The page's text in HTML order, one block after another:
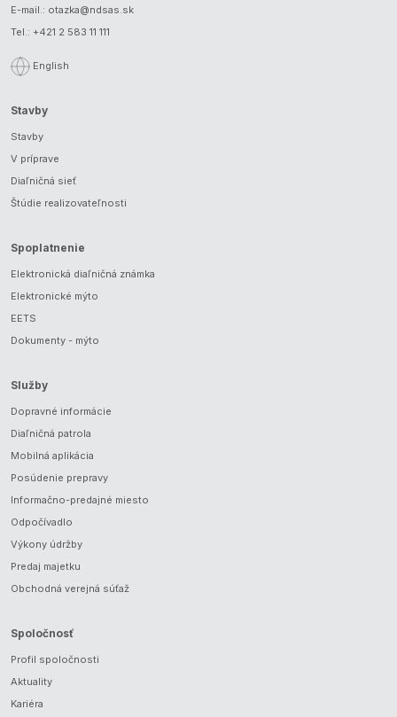
E-mail.: otazka@ndsas.sk
Tel.: +421 2 583 11 111
English
Stavby
Stavby
V príprave
Diaľničná sieť
Štúdie realizovateľnosti
Spoplatnenie
Elektronická diaľničná známka
Elektronické mýto
EETS
Dokumenty - mýto
Služby
Dopravné informácie
Diaľničná patrola
Mobilná aplikácia
Posúdenie prepravy
Informačno-predajné miesto
Odpočívadlo
Výkony údržby
Predaj majetku
Obchodná verejná súťaž
Spoločnosť
Profil spoločnosti
Aktuality
Kariéra